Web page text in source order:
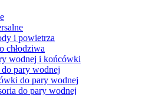
i powietrza
chłodziwa
wodnej i końcówki
do pary wodnej
do pary wodnej
do pary wodnej